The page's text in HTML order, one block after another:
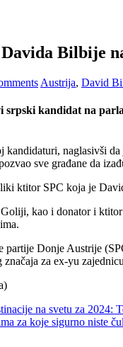
Bilbije
Austrija, David
kandidat na
naglasivši
sve građane da
ktitor SPC koja je
kao i donator i
Donje Austrije
za ex-yu
na svetu za 2024:
za koje sigurno niste